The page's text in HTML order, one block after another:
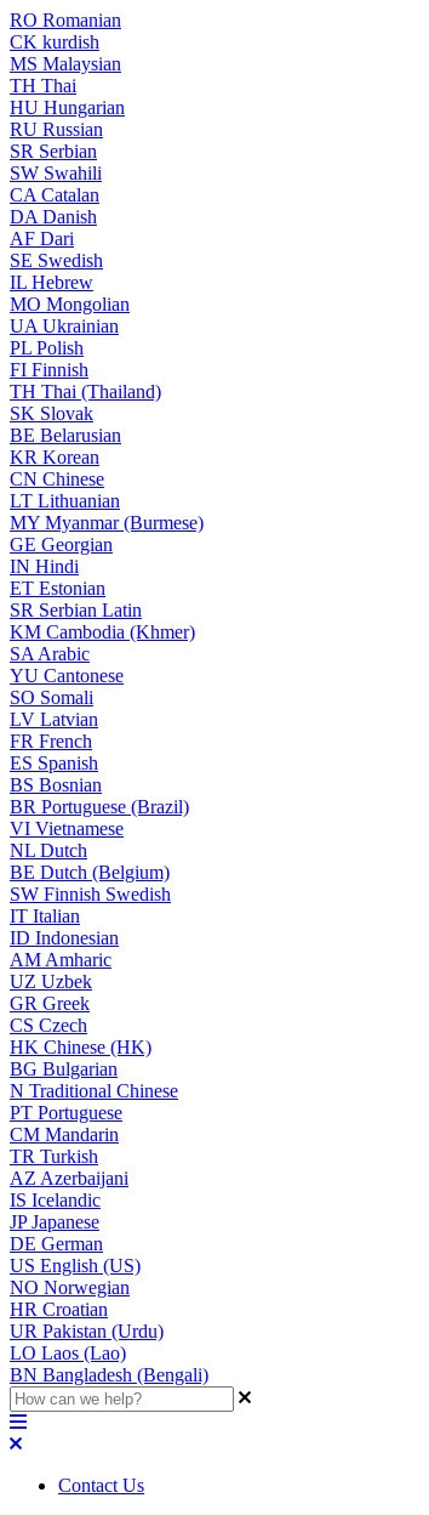
RO Romanian
CK kurdish
MS Malaysian
TH Thai
HU Hungarian
RU Russian
SR Serbian
SW Swahili
CA Catalan
DA Danish
AF Dari
SE Swedish
IL Hebrew
MO Mongolian
UA Ukrainian
PL Polish
FI Finnish
TH Thai (Thailand)
SK Slovak
BE Belarusian
KR Korean
CN Chinese
LT Lithuanian
MY Myanmar (Burmese)
GE Georgian
IN Hindi
ET Estonian
SR Serbian Latin
KM Cambodia (Khmer)
SA Arabic
YU Cantonese
SO Somali
LV Latvian
FR French
ES Spanish
BS Bosnian
BR Portuguese (Brazil)
VI Vietnamese
NL Dutch
BE Dutch (Belgium)
SW Finnish Swedish
IT Italian
ID Indonesian
AM Amharic
UZ Uzbek
GR Greek
CS Czech
HK Chinese (HK)
BG Bulgarian
N Traditional Chinese
PT Portuguese
CM Mandarin
TR Turkish
AZ Azerbaijani
IS Icelandic
JPJapanese
DE German
US English (US)
NO Norwegian
HR Croatian
UR Pakistan (Urdu)
LO Laos (Lao)
BN Bangladesh (Bengali)
Contact Us